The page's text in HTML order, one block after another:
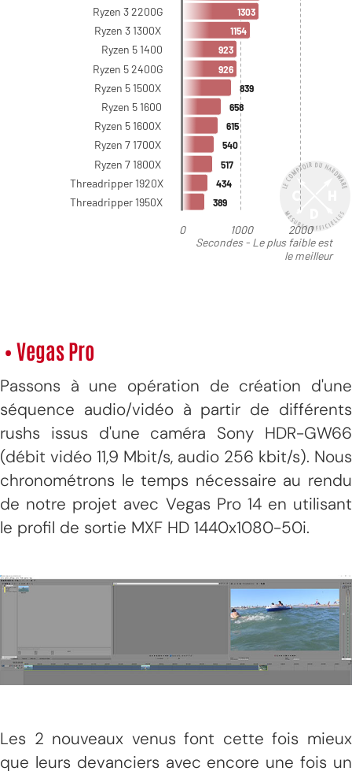
• Vegas Pro
Passons à une opération de création d'une
séquence audio/vidéo à partir de différents
rushs issus d'une caméra Sony HDR-GW66
(débit vidéo 11,9 Mbit/s, audio 256 kbit/s). Nous
chronométrons le temps nécessaire au rendu
de notre projet avec Vegas Pro 14 en utilisant
le profil de sortie MXF HD 1440x1080-50i.
Les 2 nouveaux venus font cette fois mieux
que leurs devanciers avec encore une fois un